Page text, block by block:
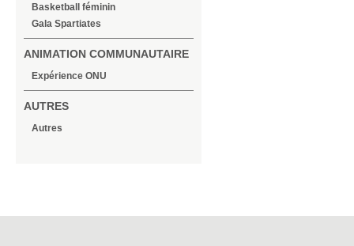
Basketball féminin
Gala Spartiates
ANIMATION COMMUNAUTAIRE
Expérience ONU
AUTRES
Autres